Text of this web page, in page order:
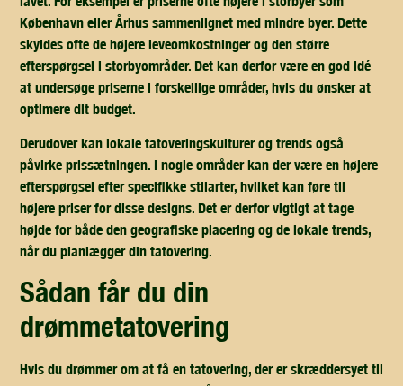
København eller Århus sammenlignet med mindre byer. Dette
skyldes ofte de højere leveomkostninger og den større
efterspørgsel i storbyområder. Det kan derfor være en god idé
at undersøge priserne i forskellige områder, hvis du ønsker at
optimere dit budget.
Derudover kan lokale tatoveringskulturer og trends også
påvirke prissætningen. I nogle områder kan der være en højere
efterspørgsel efter specifikke stilarter, hvilket kan føre til
højere priser for disse designs. Det er derfor vigtigt at tage
højde for både den geografiske placering og de lokale trends,
når du planlægger din tatovering.
sådan får du din
drømmetatovering
Hvis du drømmer om at få en tatovering, der er skræddersyet til